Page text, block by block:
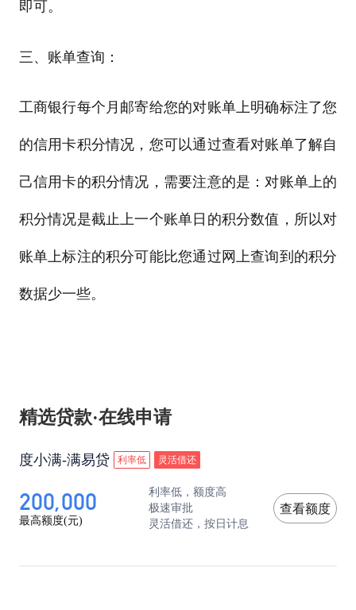
即可。
三、账单查询：
工商银行每个月邮寄给您的对账单上明确标注了您
的信用卡积分情况，您可以通过查看对账单了解自
己信用卡的积分情况，需要注意的是：对账单上的
积分情况是截止上一个账单日的积分数值，所以对
账单上标注的积分可能比您通过网上查询到的积分
数据少一些。
精选贷款·在线申请
度小满-满易贷 利率低 灵活借还
200,000
最高额度(元)
利率低，额度高
极速审批
灵活借还，按日计息
查看额度